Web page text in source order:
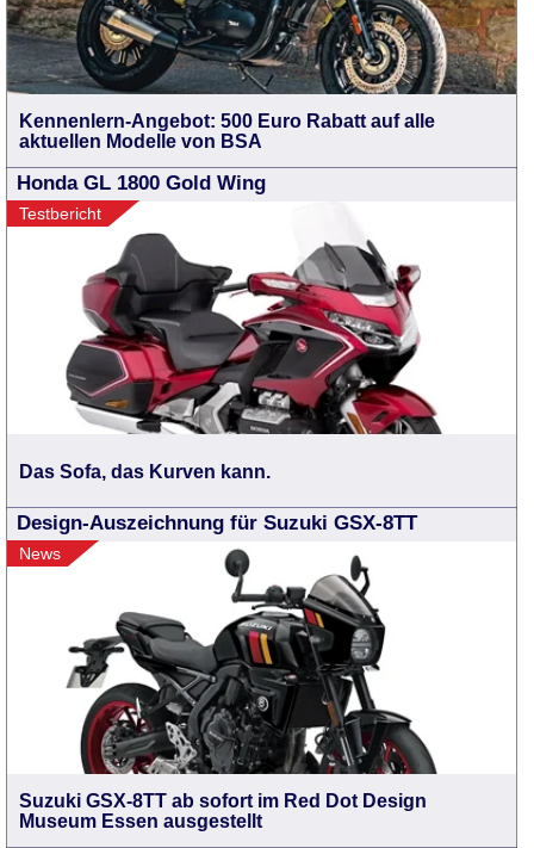
Kennenlern-Angebot: 500 Euro Rabatt auf alle
aktuellen Modelle von BSA
Honda GL 1800 Gold Wing
Testbericht
Das Sofa, das Kurven kann.
Design-Auszeichnung für Suzuki GSX-8TT
News
Suzuki GSX-8TT ab sofort im Red Dot Design
Museum Essen ausgestellt